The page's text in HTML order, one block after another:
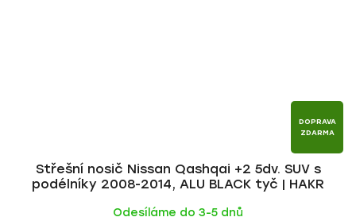
DOPRAVA
ZDARMA
Střešní nosič Nissan Qashqai +2 5dv. SUV s
podélníky 2008-2014, ALU BLACK tyč | HAKR
Odesíláme do 3-5 dnů